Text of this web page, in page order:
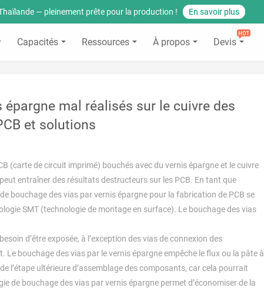
— pleinement prête pour la production ! En savoir plus
Capacités Ressources À propos Devis
mal réalisés sur le cuivre des
et solutions
(carte de circuit imprimé) bouchés avec du vernis épargne et le cuivre
entraîner des résultats destructeurs sur les PCB. En tant que
bouchage des vias par vernis épargne pour la fabrication de PCB se
SMT (technologie de montage en surface). Le bouchage des vias
d’être exposée, à l’exception des vias de connexion des
bouchage des vias par le vernis épargne empêche le flux ou la pâte à
l’étape ultérieure d’assemblage des composants, car cela pourrait
de bouchage des vias par vernis épargne permet d’économiser de la